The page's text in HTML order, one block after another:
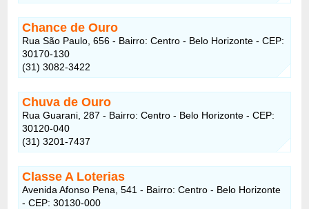
Chance de Ouro
Rua São Paulo, 656 - Bairro: Centro - Belo Horizonte - CEP:
30170-130
(31) 3082-3422
Chuva de Ouro
Rua Guarani, 287 - Bairro: Centro - Belo Horizonte - CEP:
30120-040
(31) 3201-7437
Classe A Loterias
Avenida Afonso Pena, 541 - Bairro: Centro - Belo Horizonte
- CEP: 30130-000